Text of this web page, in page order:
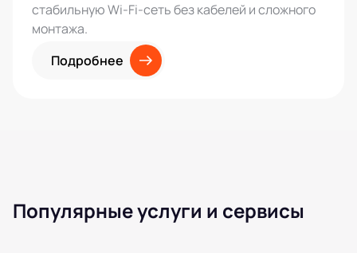
стабильную Wi-Fi-сеть без кабелей и сложного
монтажа.
Подробнее
Популярные услуги и сервисы